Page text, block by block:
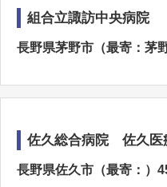
組合立諏訪中央病院
長野県茅野市（最寄：茅
佐久総合病院 佐久医
長野県佐久市（最寄：）